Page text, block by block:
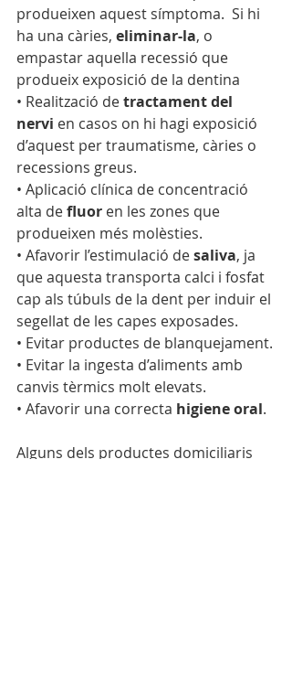
produeixen aquest símptoma.  Si hi
ha una càries, eliminar-la, o
empastar aquella recessió que
produeix exposició de la dentina
• Realització de tractament del
nervi en casos on hi hagi exposició
d’aquest per traumatisme, càries o
recessions greus.
• Aplicació clínica de concentració
alta de fluor en les zones que
produeixen més molèsties.
• Afavorir l’estimulació de saliva, ja
que aquesta transporta calci i fosfat
cap als túbuls de la dent per induir el
segellat de les capes exposades.
• Evitar productes de blanquejament.
• Evitar la ingesta d’aliments amb
canvis tèrmics molt elevats.
• Afavorir una correcta higiene oral.
Alguns dels productes domiciliaris